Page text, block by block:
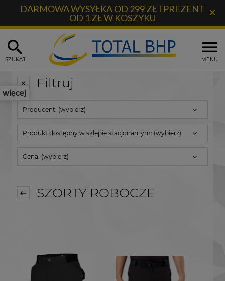
DARMOWA WYSYŁKA OD 299 ZŁ I PREZENT
OD 1 ZŁ W KOSZYKU
×
MENU
SZUKAJ
więcej
Filtruj
Producent: (wybierz)
Produkt dostępny w sklepie stacjonarnym: (wybierz)
Cena: (wybierz)
SZORTY ROBOCZE